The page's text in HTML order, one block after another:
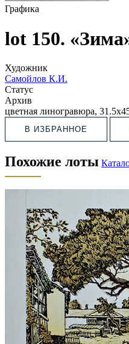
Графика
lot 150.
Художник
Самойлов К.И.
Статус
Архив
цветная линогравюра,
В ИЗБРАННОЕ
Похожие лоты